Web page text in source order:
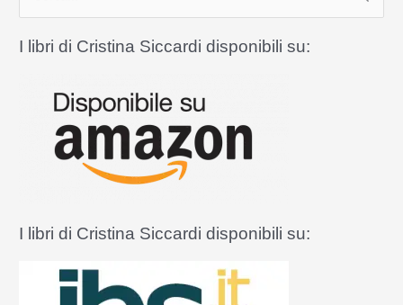
I libri di Cristina Siccardi disponibili su:
I libri di Cristina Siccardi disponibili su: